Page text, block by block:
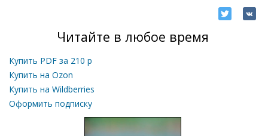
Читайте в любое время
Купить PDF за 210 р
Купить на Ozon
Купить на Wildberries
Оформить подписку